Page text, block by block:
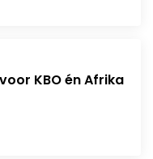
KBO én Afrika